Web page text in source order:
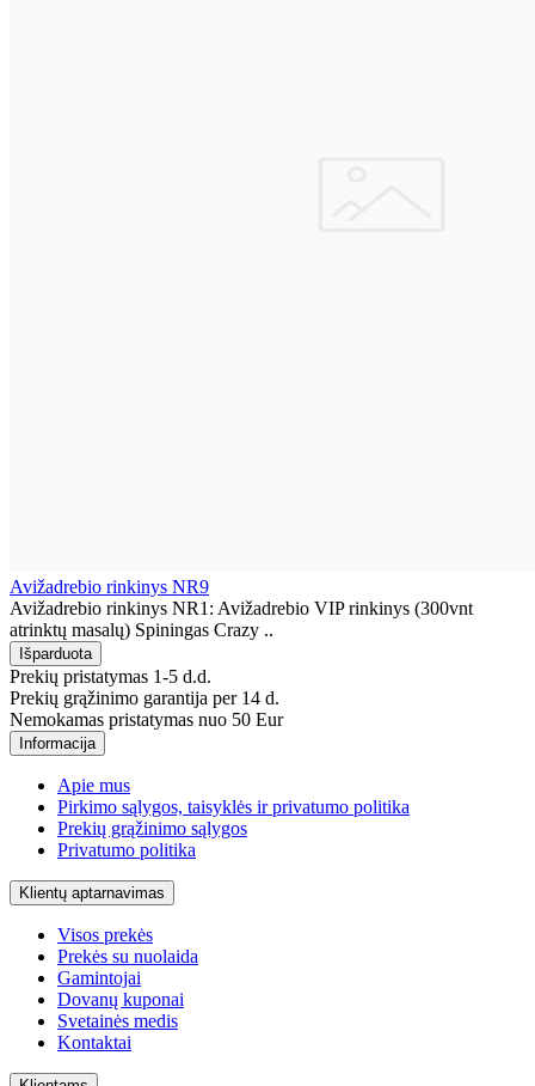
Avižadrebio rinkinys NR9
Avižadrebio rinkinys NR1: Avižadrebio VIP rinkinys (300vnt
atrinktų masalų) Spiningas Crazy ..
Prekių pristatymas 1-5 d.d.
Prekių grąžinimo garantija per 14 d.
Nemokamas pristatymas nuo 50 Eur
Informacija
Apie mus
Pirkimo sąlygos, taisyklės ir privatumo politika
Prekių grąžinimo sąlygos
Privatumo politika
Klientų aptarnavimas
Visos prekės
Prekės su nuolaida
Gamintojai
Dovanų kuponai
Svetainės medis
Kontaktai